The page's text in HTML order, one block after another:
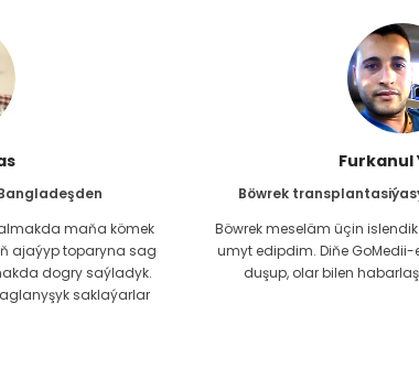
maňa kömek
ajaýyp toparyna sag
dogry saýladyk.
saklaýarlar
Furkanul
Böwrek
Böwrek meseläm üçin
umyt edipdim. Diňe
duşup, olar bilen